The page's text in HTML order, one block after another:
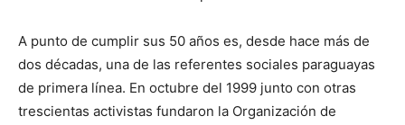
A punto de cumplir sus 50 años es, desde hace más de
dos décadas, una de las referentes sociales paraguayas
de primera línea. En octubre del 1999 junto con otras
trescientas activistas fundaron la Organización de